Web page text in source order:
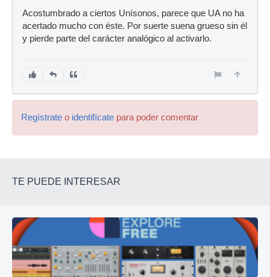
Acostumbrado a ciertos Unísonos, parece que UA no ha
acertado mucho con éste. Por suerte suena grueso sin él
y pierde parte del carácter analógico al activarlo.
Regístrate o identifícate para poder comentar
TE PUEDE INTERESAR